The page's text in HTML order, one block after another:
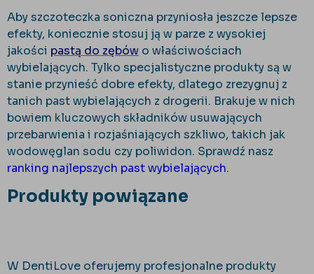
Aby szczoteczka soniczna przyniosła jeszcze lepsze
efekty, koniecznie stosuj ją w parze z wysokiej
jakości pastą do zębów o właściwościach
wybielających. Tylko specjalistyczne produkty są w
stanie przynieść dobre efekty, dlatego zrezygnuj z
tanich past wybielających z drogerii. Brakuje w nich
bowiem kluczowych składników usuwających
przebarwienia i rozjaśniających szkliwo, takich jak
wodowęglan sodu czy poliwidon. Sprawdź nasz
ranking najlepszych past wybielających.
Produkty powiązane
W DentiLove oferujemy profesjonalne produkty